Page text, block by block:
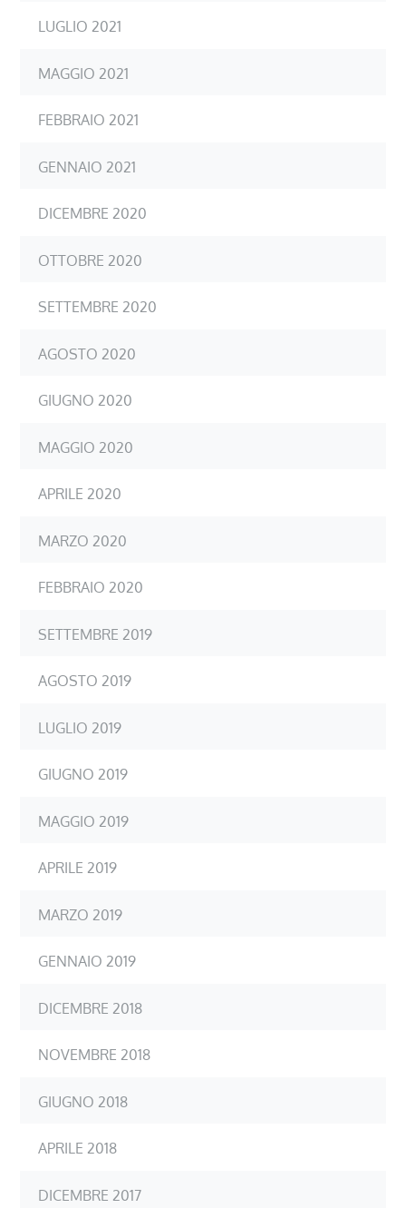
LUGLIO 2021
MAGGIO 2021
FEBBRAIO 2021
GENNAIO 2021
DICEMBRE 2020
OTTOBRE 2020
SETTEMBRE 2020
AGOSTO 2020
GIUGNO 2020
MAGGIO 2020
APRILE 2020
MARZO 2020
FEBBRAIO 2020
SETTEMBRE 2019
AGOSTO 2019
LUGLIO 2019
GIUGNO 2019
MAGGIO 2019
APRILE 2019
MARZO 2019
GENNAIO 2019
DICEMBRE 2018
NOVEMBRE 2018
GIUGNO 2018
APRILE 2018
DICEMBRE 2017